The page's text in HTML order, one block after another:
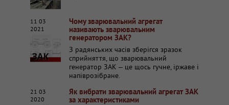
11 03
2021
Чому зварювальний агрегат
називають зварювальним
генератором ЗАК?
З радянських часів зберігся зразок
сприйняття, що зварювальний
генератор ЗАК – це щось гучне, іржаве і
напіврозібране.
21 03
2020
Як вибрати зварювальний агрегат ЗАК
за характеристиками